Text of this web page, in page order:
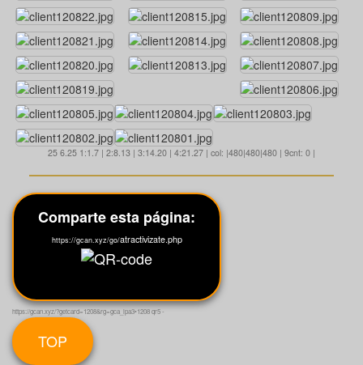
25 6.25 1:1.7 | 2:8.13 | 3:14.20 | 4:21.27 | col: |480|480|480 | 9cnt: 0 |
Comparte esta página:
https://gcan.xyz/go/atractivizate.php
https://gcan.xyz/?getcard=1208&rg=gca_lpa3•1208 qr5 -
TOP